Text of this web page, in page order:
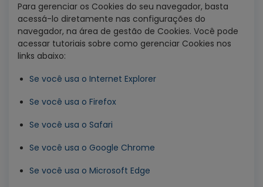
Para gerenciar os Cookies do seu navegador, basta
acessá-lo diretamente nas configurações do
navegador, na área de gestão de Cookies. Você pode
acessar tutoriais sobre como gerenciar Cookies nos
links abaixo:
Se você usa o Internet Explorer
Se você usa o Firefox
Se você usa o Safari
Se você usa o Google Chrome
Se você usa o Microsoft Edge